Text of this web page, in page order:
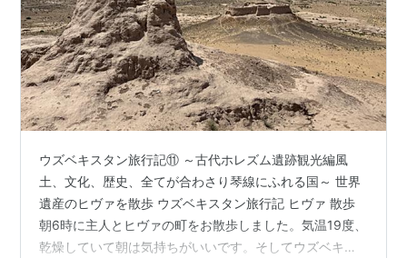
ウズベキスタン旅行記⑪ ～古代ホレズム遺跡観光編風
土、文化、歴史、全てが合わさり琴線にふれる国～ 世界
遺産のヒヴァを散歩 ウズベキスタン旅行記 ヒヴァ 散歩
朝6時に主人とヒヴァの町をお散歩しました。気温19度、
乾燥していて朝は気持ちがいいです。そしてウズベキス